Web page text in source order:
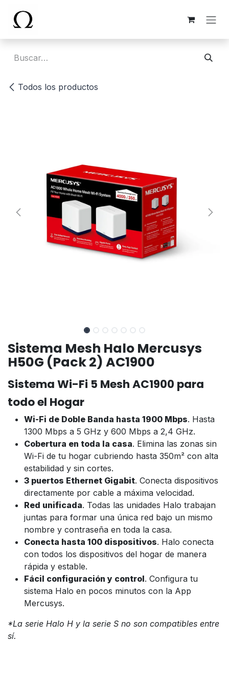
Todos los productos
Sistema Mesh Halo Mercusys
H50G (Pack 2) AC1900
Sistema Wi-Fi 5 Mesh AC1900 para
todo el Hogar
Wi-Fi de Doble Banda hasta 1900 Mbps. Hasta
1300 Mbps a 5 GHz y 600 Mbps a 2,4 GHz.
Cobertura en toda la casa. Elimina las zonas sin
Wi-Fi de tu hogar cubriendo hasta 350m² con alta
estabilidad y sin cortes.
3 puertos Ethernet Gigabit. Conecta dispositivos
directamente por cable a máxima velocidad.
Red unificada. Todas las unidades Halo trabajan
juntas para formar una única red bajo un mismo
nombre y contraseña en toda la casa.
Conecta hasta 100 dispositivos. Halo conecta
con todos los dispositivos del hogar de manera
rápida y estable.
Fácil configuración y control. Configura tu
sistema Halo en pocos minutos con la App
Mercusys.
*La serie Halo H y la serie S no son compatibles entre
sí.